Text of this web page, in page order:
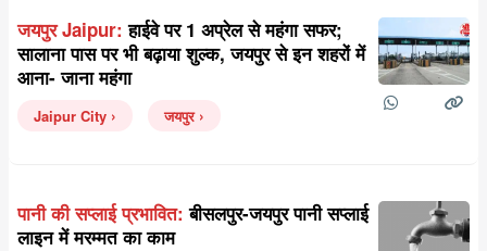
जयपुर Jaipur: हाईवे पर 1 अप्रेल से महंगा सफर;
सालाना पास पर भी बढ़ाया शुल्क, जयपुर से इन शहरों में
आना- जाना महंगा
Jaipur City जयपुर
पानी की सप्लाई प्रभावित: बीसलपुर-जयपुर पानी सप्लाई
लाइन में मरम्मत का काम